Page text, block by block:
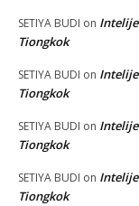
SETIYA BUDI on
Tiongkok
SETIYA BUDI on
Tiongkok
SETIYA BUDI on
Tiongkok
SETIYA BUDI on
Tiongkok